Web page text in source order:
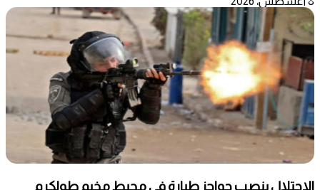
الاحتلال ينصب حواجز طيارة في محيط مخيم طولكرم